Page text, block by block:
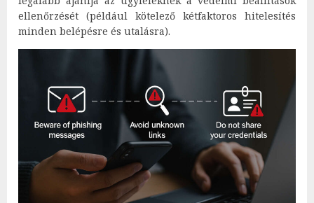
ellenőrzését (például kötelező kétfaktoros hitelesítés
minden belépésre és utalásra).